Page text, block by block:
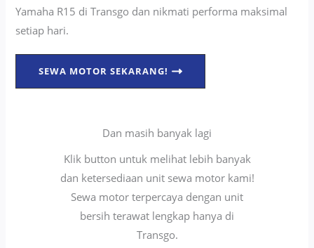
Yamaha R15 di Transgo dan nikmati performa maksimal
setiap hari.
SEWA MOTOR SEKARANG!
Dan masih banyak lagi
Klik button untuk melihat lebih banyak
dan ketersediaan unit sewa motor kami!
Sewa motor terpercaya dengan unit
bersih terawat lengkap hanya di
Transgo.